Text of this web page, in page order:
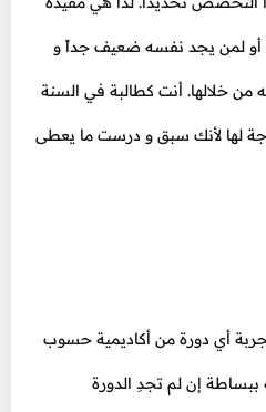
أو لمن يجد نفسه ضعيف جداً و
من خلالها. أنت كطالبة في السنة
لها لأنك سبق و درست ما يعطى
أي دورة من أكاديمية حسوب
إن لم تجدِ الدورة